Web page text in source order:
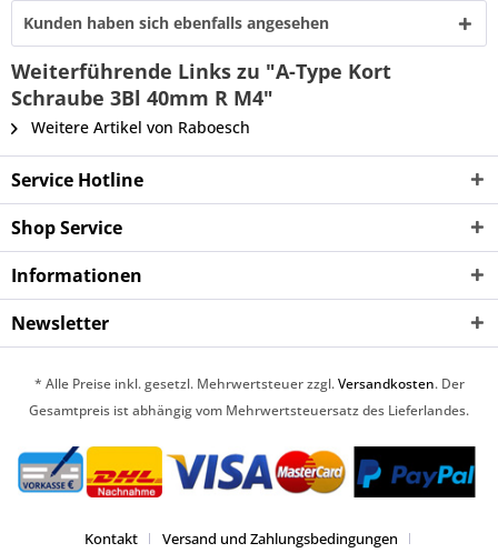
Kunden haben sich ebenfalls angesehen
Weiterführende Links zu "A-Type Kort
Schraube 3Bl 40mm R M4"
Weitere Artikel von Raboesch
Service Hotline
Shop Service
Informationen
Newsletter
* Alle Preise inkl. gesetzl. Mehrwertsteuer zzgl.Versandkosten. Der
Gesamtpreis ist abhängig vom Mehrwertsteuersatz des Lieferlandes.
Kontakt Versand und Zahlungsbedingungen